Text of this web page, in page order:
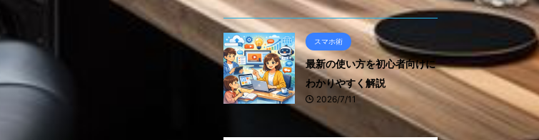
スマホ術
最新の使い方を初心者向けに
わかりやすく解説
2026/7/11